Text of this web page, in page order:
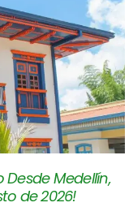
Desde Medellín,
de 2026!